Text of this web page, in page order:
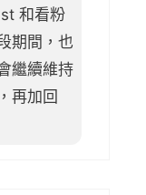
和看粉
期間，也
繼續維持
再加回